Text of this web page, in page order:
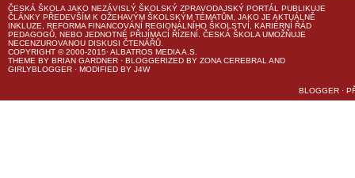
ČESKÁ ŠKOLA JAKO NEZÁVISLÝ ŠKOLSKÝ ZPRAVODAJSKÝ PORTÁL PUBLIKUJE
ČLÁNKY PŘEDEVŠÍM K OŽEHAVÝM ŠKOLSKÝM TÉMATŮM, JAKO JE AKTUÁLNĚ
INKLUZE, REFORMA FINANCOVÁNÍ REGIONÁLNÍHO ŠKOLSTVÍ, KARIÉRNÍ ŘÁD
PEDAGOGŮ, NEBO JEDNOTNÉ PŘIJÍMACÍ ŘÍZENÍ. ČESKÁ ŠKOLA UMOŽŇUJE
NECENZUROVANOU DISKUSI ČTENÁŘŮ.
COPYRIGHT © 2000-2015· ALBATROS MEDIA A.S.
THEME BY BRIAN GARDNER · BLOGGERIZED BY ZONA CEREBRAL AND
GIRLYBLOGGER · MODIFIED BY J4W
BLOGGER ·